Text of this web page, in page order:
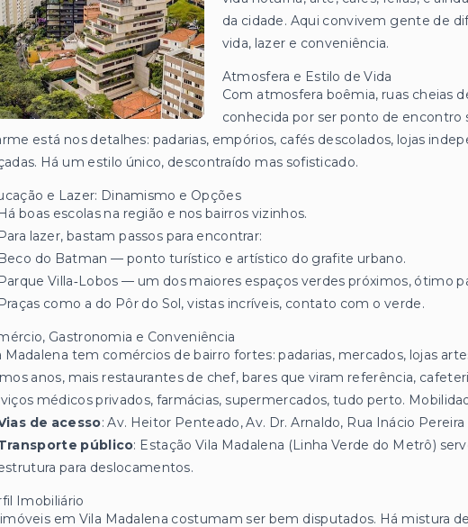
da cidade. Aqui convivem gente de
vida, lazer e conveniência.
Atmosfera e Estilo de Vida
Com atmosfera boêmia, ruas cheias
conhecida por ser ponto de encontro
está nos detalhes: padarias, empórios, cafés descolados, lojas
Há um estilo único, descontraído mas sofisticado.
e Lazer: Dinamismo e Opções
boas escolas na região e nos bairros vizinhos.
lazer, bastam passos para encontrar:
do Batman — ponto turístico e artístico do grafite urbano.
Villa‑Lobos — um dos maiores espaços verdes próximos, ótimo
como a do Pôr do Sol, vistas incríveis, contato com o verde.
Gastronomia e Conveniência
Madalena tem comércios de bairro fortes: padarias, mercados, lojas
anos, mais restaurantes de chef, bares que viram referência,
médicos privados, farmácias, supermercados, tudo perto.
de acesso: Av. Heitor Penteado, Av. Dr. Arnaldo, Rua Inácio
público: Estação Vila Madalena (Linha Verde do Metrô)
para deslocamentos.
Imobiliário
em Vila Madalena costumam ser bem disputados. Há mistura